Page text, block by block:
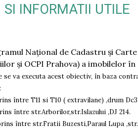
INFORMATII UTILE
Naţional de Cadastru şi
și OCPI Prahova) a imobilelor
se va executa acest obiectiv, în baza
între T11 si T10 ( extravilane) ,drum
între str.Arborilor,str.Islazului ,DJ 214.
între str.Fratii Buzesti,Paraul Lupa